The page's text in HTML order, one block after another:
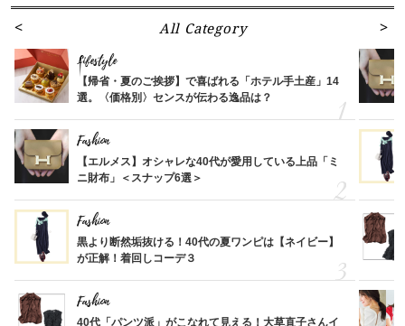
All Category
Lifestyle
【帰省・夏のご挨拶】で喜ばれる「ホテル手土産」14
選。〈価格別〉センスが伝わる逸品は？
Fashion
【エルメス】オシャレな40代が愛用している上品「ミ
ニ財布」＜スナップ6選＞
Fashion
黒より断然垢抜ける！40代の夏ワンピは【ネイビー】
が正解！着回しコーデ３
Fashion
40代「パンツ派」がこなれて見える！大草直子さんイ